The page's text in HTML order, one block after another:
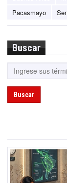
Pacasmayo
Buscar
Buscar